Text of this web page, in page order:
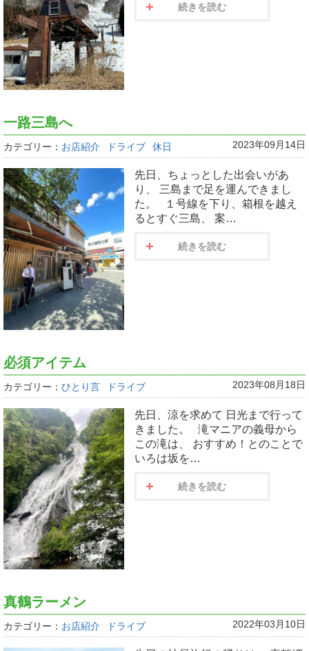
続きを読む
一路三島へ
カテゴリー： お店紹介 ドライブ 休日 2023年09月14日
先日、ちょっとした出会いがあ
り、 三島まで足を運んできまし
た。 １号線を下り、箱根を越え
るとすぐ三島、 案…
続きを読む
必須アイテム
カテゴリー： ひとり言 ドライブ 2023年08月18日
先日、涼を求めて 日光まで行って
きました。 滝マニアの義母から
この滝は、 おすすめ！とのことで
いろは坂を…
続きを読む
真鶴ラーメン
カテゴリー： お店紹介 ドライブ 2022年03月10日